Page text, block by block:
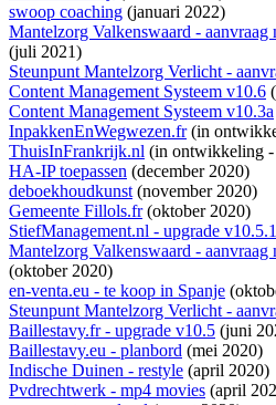
swoop coaching (januari 2022)
Mantelzorg Valkenswaard -
(juli 2021)
Steunpunt Mantelzorg Verlicht -
Content Management Systeem v10.6
Content Management Systeem v10.3a
InpakkenEnWegwezen.fr(in
ThuisInFrankrijk.nl (in ontwikkeling
HA-IP toepassen (december 2020)
deboekhoudkunst(november 2020)
Gemeente Fillols.fr(oktober 2020)
StiefManagement.nl - upgrade v10.5.1
Mantelzorg Valkenswaard - aanvraag
(oktober 2020)
en-venta.eu - te koop in Spanje
Steunpunt Mantelzorg Verlicht -
Baillestavy.fr - upgrade v10.5 (juni
Baillestavy.eu - planbord (mei 2020)
Indische Duinen - restyle (april 2020)
Pvdrechtwerk - mp4 movies (april